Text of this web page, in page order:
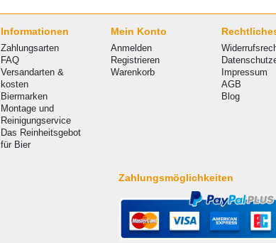
Informationen
Zahlungsarten
FAQ
Versandarten &
kosten
Biermarken
Montage und
Reinigungservice
Das Reinheitsgebot
für Bier
Mein Konto
Anmelden
Registrieren
Warenkorb
Impressum
AGB
Blog
Zahlungsmöglichkeiten